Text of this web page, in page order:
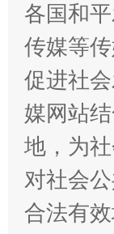
各国和
传媒等
促进社
媒网站
地，为
对社会
合法有